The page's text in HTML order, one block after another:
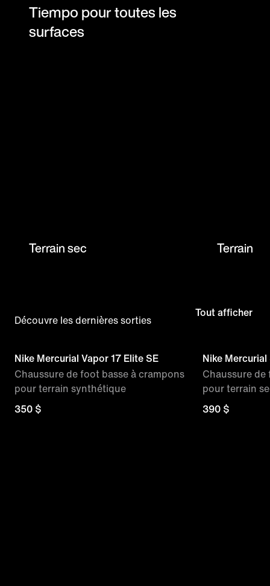
Tiempo pour toutes les
surfaces
Terrain sec Terrain
Découvre les dernières sorties
Tout afficher
Nike Mercurial Vapor 17 Elite SE
Chaussure de foot basse à crampons
pour terrain synthétique
350 $
Nike Mercurial
Chaussure de
pour terrain
390 $